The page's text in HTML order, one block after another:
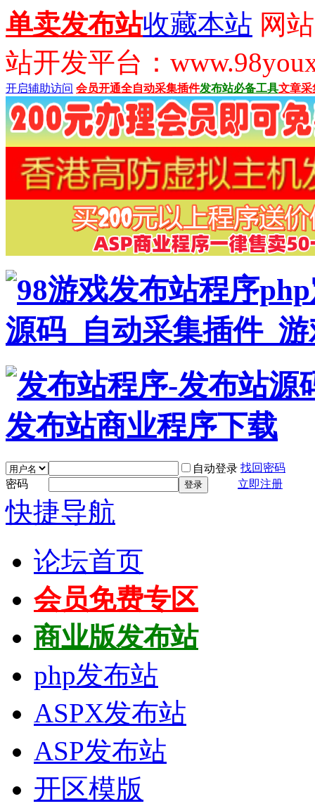
单卖发布站收藏本站 网
站开发平台：
开启辅助访问 会员开通全自动采集插件发布站必备工具文章采
自动登录 找回密码
密码
登录 立即注册
快捷导航
论坛首页
会员免费专区
商业版发布站
php发布站
ASPX发布站
ASP发布站
开区模版